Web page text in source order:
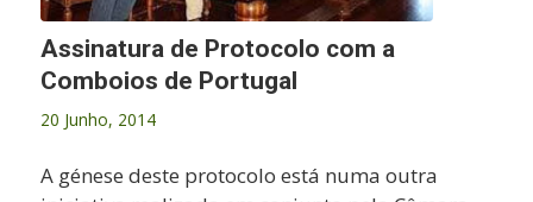
Assinatura de Protocolo com a
Comboios de Portugal
20 Junho, 2014
A génese deste protocolo está numa outra